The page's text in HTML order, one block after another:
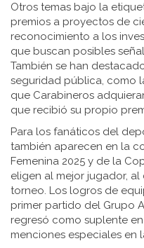
Otros temas bajo la
premios a proyectos de
reconocimiento a los
que buscan posibles
También se han
seguridad pública, como
que Carabineros
que recibió su propio
Para los fanáticos del
también aparecen en la
Femenina 2025 y de la
eligen al mejor jugador,
torneo. Los logros de
primer partido del Grupo
regresó como suplente
menciones especiales en